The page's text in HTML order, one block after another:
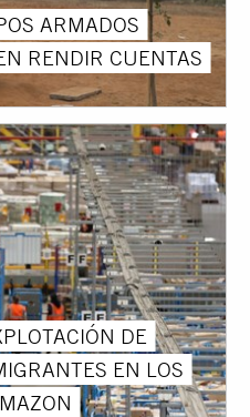
ARMADOS
RENDIR CUENTAS
DE
EN LOS